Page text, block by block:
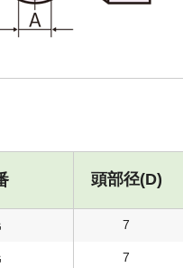
頭部径(D)
7
7